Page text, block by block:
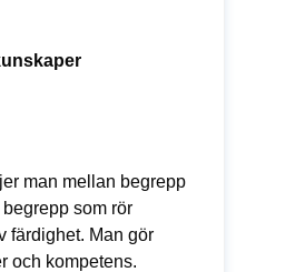
man mellan begrepp
som rör
färdighet. Man gör
och kompetens.